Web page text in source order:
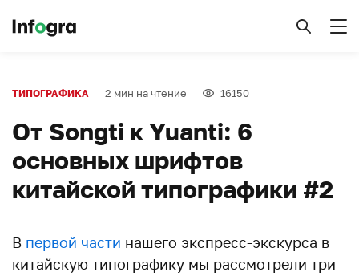
ТИПОГРАФИКА 2 мин на чтение 16150
От Songti к Yuanti: 6
основных шрифтов
китайской типографики #2
В первой части нашего экспресс-экскурса в
китайскую типографику мы рассмотрели три